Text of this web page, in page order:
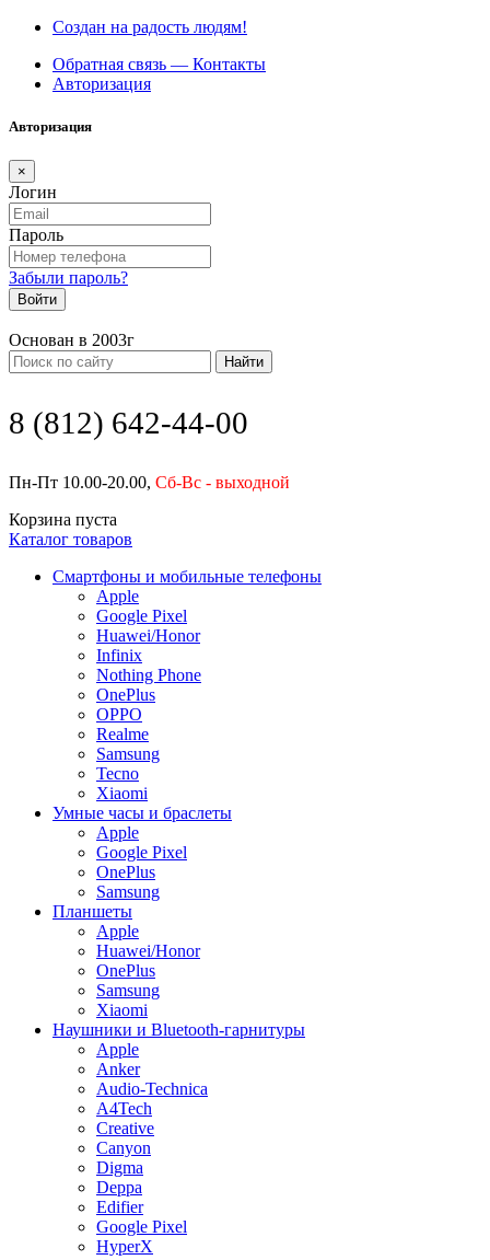
Создан на радость людям!
Обратная связь — Контакты
Авторизация
Авторизация
×
Логин
Пароль
Забыли пароль?
Войти
Основан в 2003г
Найти
8 (812) 642-44-00
Пн-Пт 10.00-20.00, Сб-Вс - выходной
Корзина пуста
Каталог товаров
Смартфоны и мобильные телефоны
Apple
Google Pixel
Huawei/Honor
Infinix
Nothing Phone
OnePlus
OPPO
Realme
Samsung
Tecno
Xiaomi
Умные часы и браслеты
Apple
Google Pixel
OnePlus
Samsung
Планшеты
Apple
Huawei/Honor
OnePlus
Samsung
Xiaomi
Наушники и Bluetooth-гарнитуры
Apple
Anker
Audio-Technica
A4Tech
Creative
Canyon
Digma
Deppa
Edifier
Google Pixel
HyperX